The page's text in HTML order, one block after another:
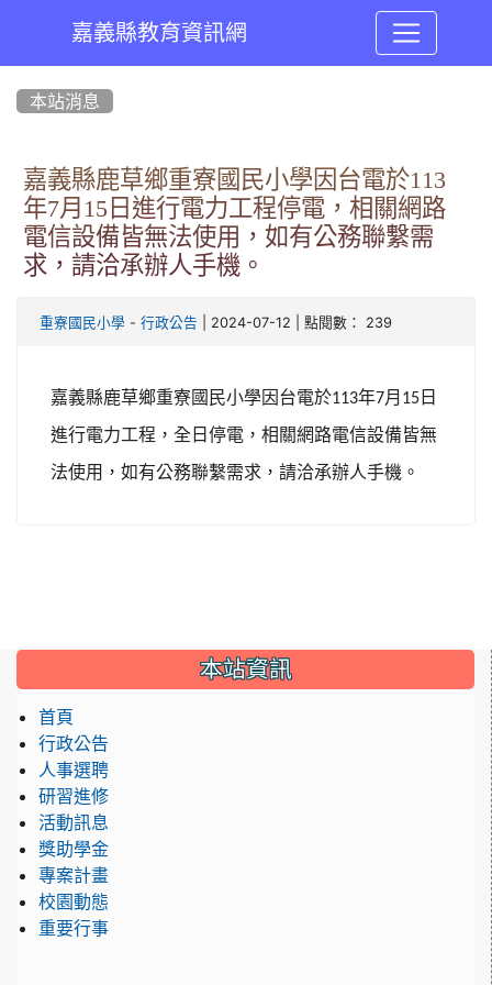
嘉義縣教育資訊網
本站消息
嘉義縣鹿草鄉重寮國民小學因台電於113
年7月15日進行電力工程停電，相關網路
電信設備皆無法使用，如有公務聯繫需
求，請洽承辦人手機。
重寮國民小學 - 行政公告 | 2024-07-12 | 點閱數： 239
嘉義縣鹿草鄉重寮國民小學因台電於113年7月 15 日
進行電力工程，全日停電，相關網路電信設備皆無
法使用，如有公務聯繫需求，請洽承辦人手機。
::: 本站資訊
首頁
行政公告
人事選聘
研習進修
活動訊息
獎助學金
專案計畫
校園動態
重要行事